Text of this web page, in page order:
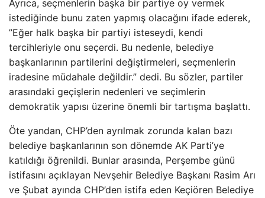
Ayrıca, seçmenlerin başka bir partiye oy vermek
istediğinde bunu zaten yapmış olacağını ifade ederek,
”Eğer halk başka bir partiyi isteseydi, kendi
tercihleriyle onu seçerdi. Bu nedenle, belediye
başkanlarının partilerini değiştirmeleri, seçmenlerin
iradesine müdahale değildir.” dedi. Bu sözler, partiler
arasındaki geçişlerin nedenleri ve seçimlerin
demokratik yapısı üzerine önemli bir tartışma başlattı.
Öte yandan, CHP’den ayrılmak zorunda kalan bazı
belediye başkanlarının son dönemde AK Parti’ye
katıldığı öğrenildi. Bunlar arasında, Perşembe günü
istifasını açıklayan Nevşehir Belediye Başkanı Rasim Arı
ve Şubat ayında CHP’den istifa eden Keçiören Belediye